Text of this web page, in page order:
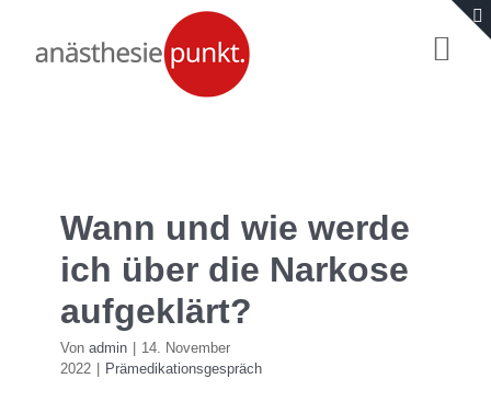
Inhalt
Für Eltern
Wann und wie werde
ich über die Narkose
aufgeklärt?
Von admin
14. November
2022
Prämedikationsgespräch